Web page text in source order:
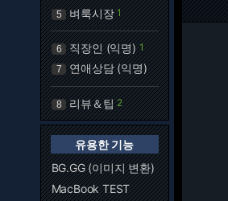
5 벼룩시장 1
6 직장인 (익명) 1
7 연애상담 (익명)
8 리뷰＆팁 2
유용한 기능
BG.GG (이미지 변환)
MacBook TEST